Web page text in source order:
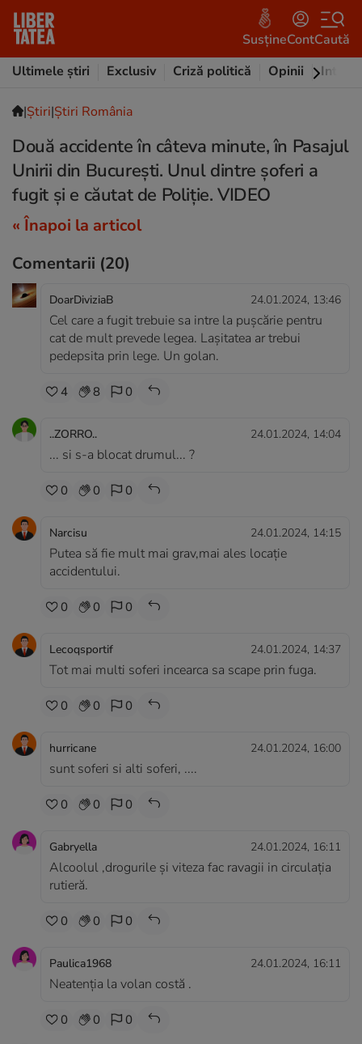
SusțineContCaută
Ultimele știri
Exclusiv Criză politică Opinii
|Ştiri|Știri România
Două accidente în câteva minute, în Pasajul
Unirii din București. Unul dintre șoferi a
fugit și e căutat de Poliție. VIDEO
« Înapoi la articol
Comentarii (20)
DoarDiviziaB 24.01.2024, 13:46
Cel care a fugit trebuie sa intre la pușcărie pentru
cat de mult prevede legea. Lașitatea ar trebui
pedepsita prin lege. Un golan.
4 8 0
..ZORRO.. 24.01.2024, 14:04
... si s-a blocat drumul... ?
0 0 0
Narcisu 24.01.2024, 14:15
Putea să fie mult mai grav,mai ales locație
accidentului.
0 0 0
Lecoqsportif 24.01.2024, 14:37
Tot mai multi soferi incearca sa scape prin fuga.
0 0 0
hurricane 24.01.2024, 16:00
sunt soferi si alti soferi, ....
0 0 0
Gabryella 24.01.2024, 16:11
Alcoolul ,drogurile și viteza fac ravagii in circulația
rutieră.
0 0 0
Paulica1968 24.01.2024, 16:11
Neatenția la volan costă .
0 0 0